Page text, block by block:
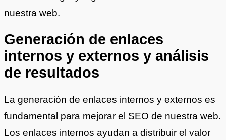
nuestra web.
Generación de enlaces
internos y externos y análisis
de resultados
La generación de enlaces internos y externos es
fundamental para mejorar el SEO de nuestra web.
Los enlaces internos ayudan a distribuir el valor